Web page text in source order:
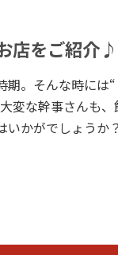
店をご紹介♪
。そんな時には
変な幹事さんも
いかがでしょうか？